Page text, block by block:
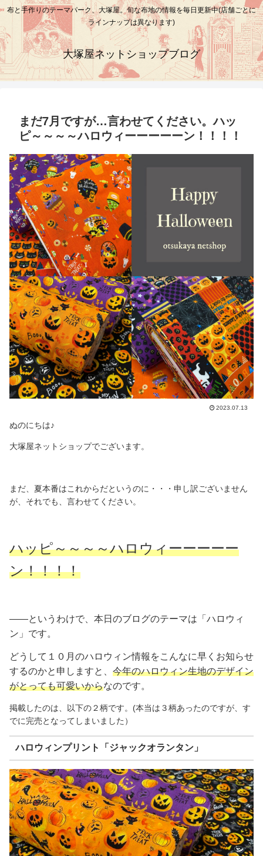
布と手作りのテーマパーク、大塚屋。旬な布地の情報を毎日更新中(店舗ごとに
ラインナップは異なります)
大塚屋ネットショップブログ
まだ7月ですが…言わせてください。ハッ
ピ～～～～ハロウィーーーーーン！！！！
2023.07.13
ぬのにちは♪
大塚屋ネットショップでございます。
まだ、夏本番はこれからだというのに・・・申し訳ございません
が、それでも、言わせてください。
ハッピ～～～～ハロウィーーーーー
ン！！！！
――というわけで、本日のブログのテーマは「ハロウィ
ン」です。
どうして１０月のハロウィン情報をこんなに早くお知らせ
するのかと申しますと、 今年のハロウィン生地のデザイン
がとっても可愛いからなのです。
掲載したのは、以下の２柄です。(本当は３柄あったのですが、す
でに完売となってしまいました）
ハロウィンプリント「ジャックオランタン」